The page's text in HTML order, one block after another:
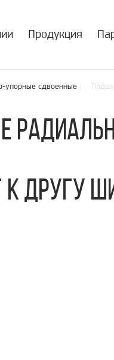
Продукция
упорные сдвоенные /
другу